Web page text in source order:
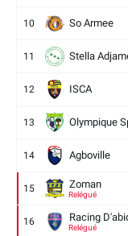
10 So Armee
11 Stella
12 ISCA
13 Olympique
14 Agboville
15 Zoman
Relégué
16 Racing
Relégué